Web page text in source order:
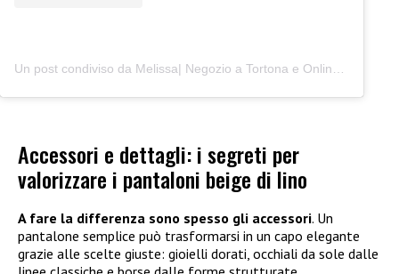
Accessori e dettagli: i segreti per
valorizzare i pantaloni beige di lino
A fare la differenza sono spesso gli accessori. Un
pantalone semplice può trasformarsi in un capo elegante
grazie alle scelte giuste: gioielli dorati, occhiali da sole dalle